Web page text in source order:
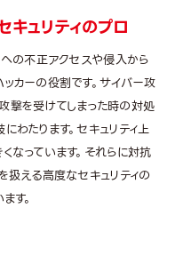
ュリティのプロ
への不正アクセスや侵入から
カーの役割です。サイバー攻
を受けてしまった時の対処
わたります。セキュリティ上
なっています。それらに対抗
扱える高度なセキュリティの
す。